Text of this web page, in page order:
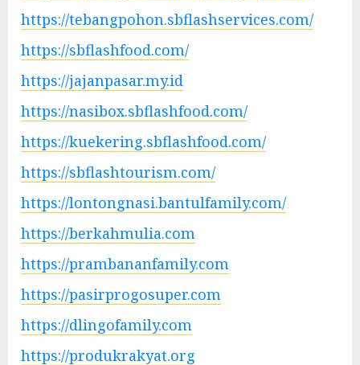
https://tebangpohon.sbflashservices.com/
https://sbflashfood.com/
https://jajanpasar.my.id
https://nasibox.sbflashfood.com/
https://kuekering.sbflashfood.com/
https://sbflashtourism.com/
https://lontongnasi.bantulfamily.com/
https://berkahmulia.com
https://prambananfamily.com
https://pasirprogosuper.com
https://dlingofamily.com
https://produkrakyat.org